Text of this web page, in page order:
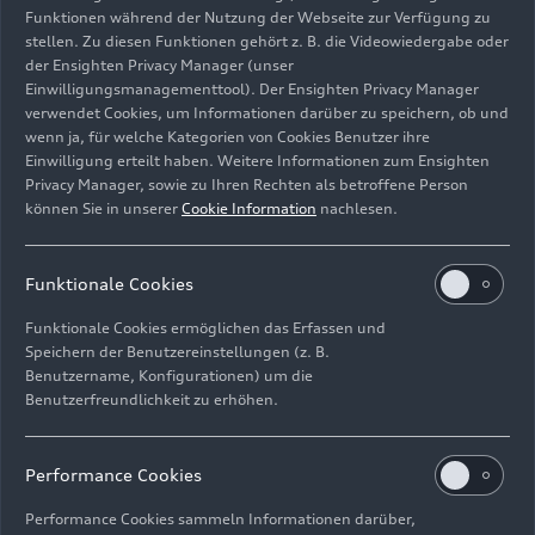
Fahraufnahme,
Color: Tango red
Bild-Nr: A1916062 · Copyright: AUDI AG
Rechte: Verwendung für Pressezwecke honorarfrei
ImpressumRechtliches
Hinweisgebersystem
Informationen zur BarrierefreiheitKontakt
Funktionen während der Nutzung der Webseite zur Verfügung zu
stellen. Zu diesen Funktionen gehört z. B. die Videowiedergabe oder
der Ensighten Privacy Manager (unser
Einwilligungsmanagementtool). Der Ensighten Privacy Manager
verwendet Cookies, um Informationen darüber zu speichern, ob und
wenn ja, für welche Kategorien von Cookies Benutzer ihre
Einwilligung erteilt haben. Weitere Informationen zum Ensighten
Privacy Manager, sowie zu Ihren Rechten als betroffene Person
können Sie in unserer Cookie Information nachlesen.
Funktionale Cookies
Funktionale Cookies ermöglichen das Erfassen und
Speichern der Benutzereinstellungen (z. B.
Benutzername, Konfigurationen) um die
Benutzerfreundlichkeit zu erhöhen.
Performance Cookies
Performance Cookies sammeln Informationen darüber,